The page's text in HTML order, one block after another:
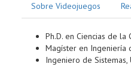
Sobre Videojuegos
Ph.D. en Ciencias de la
Magíster en Ingeniería
Ingeniero de